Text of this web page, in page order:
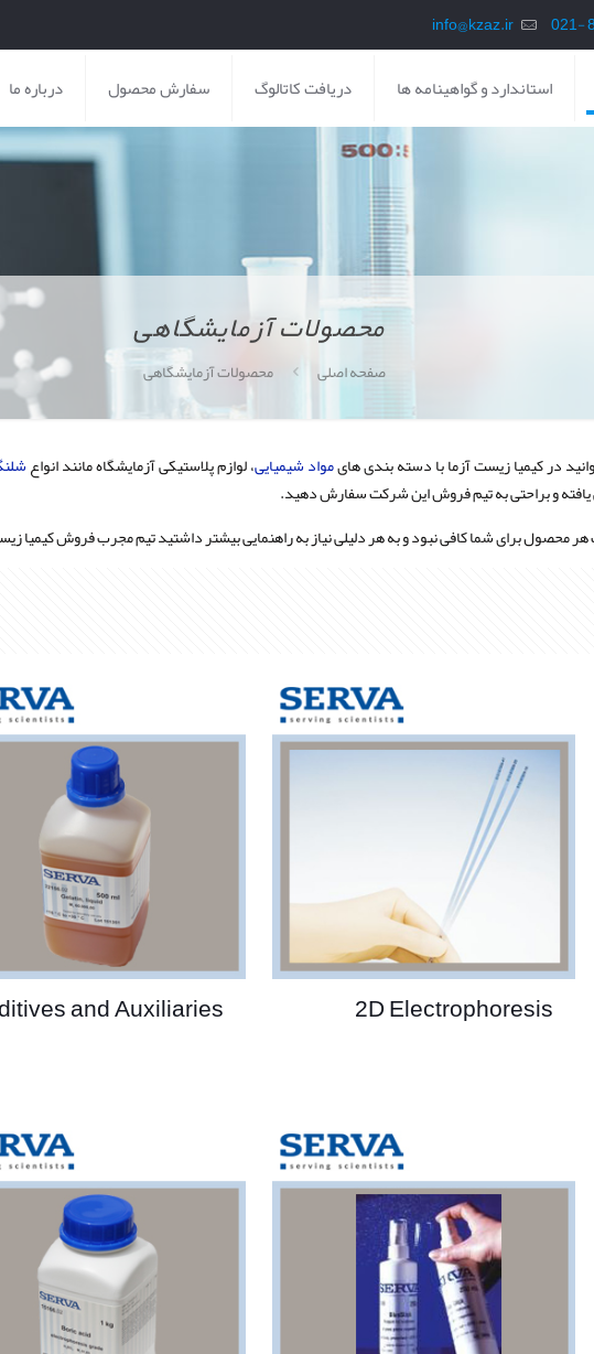
استاندارد و گواهینامه ها دریافت کاتالوگ سفارش محصول درباره ما
محصولات آزمایشگاهی
صفحه اصلی محصولات آزمایشگاهی
در کیمیا زیست آزما با دسته بندی هایمواد شیمیایی، لوازم پلاستیکی آزمایشگاه مانند انواع
و براحتی به تیم فروش این شرکت سفارش دهید.
محصول برای شما کافی نبود و به هر دلیلی نیاز به راهنمایی بیشتر داشتید تیم مجرب فروش
2D Electrophoresis
and Auxiliaries